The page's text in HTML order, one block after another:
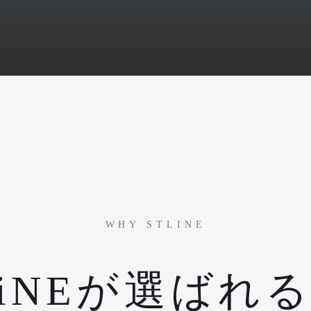
WHY STLINE
が選ばれ